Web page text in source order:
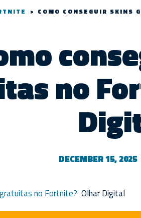
> COMO CONSEGUIR SKINS
no
DECEMBER 15, 2025
no Fortnite? Olhar Digital